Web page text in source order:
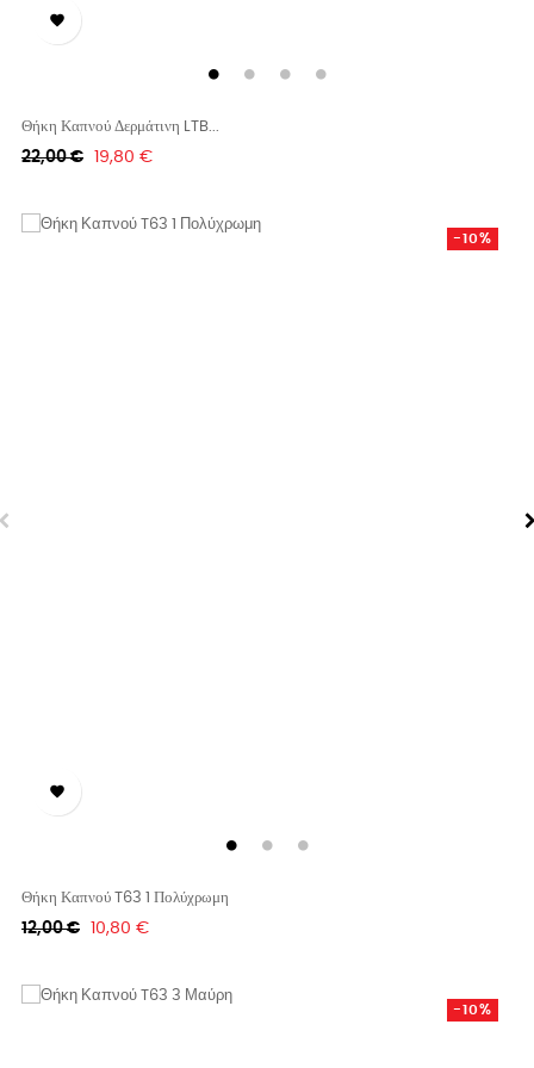

Θήκη Καπνού Δερμάτινη LTB...
Κανονική
22,00 € Τιμή
19,80 €

Θήκη Καπνού T63 1 Πολύχρωμη
Κανονική
12,00 €
-10%
Τιμή
10,80 €
-10%